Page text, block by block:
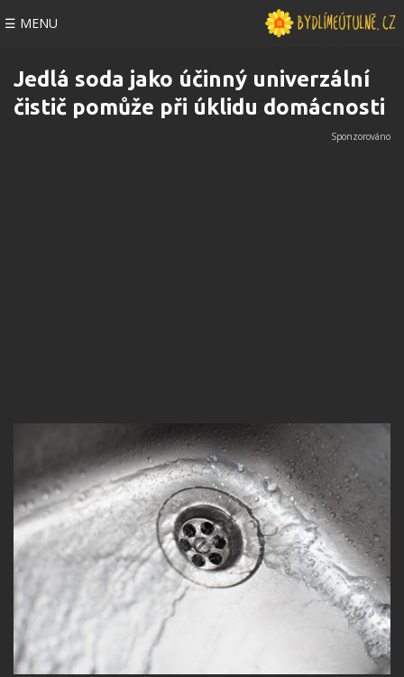
☰ MENU
Jedlá soda jako účinný univerzální
čistič pomůže při úklidu domácnosti